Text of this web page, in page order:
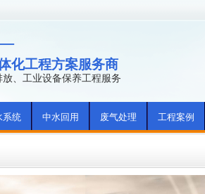
化工程方案服务商
、工业设备保养工程服务
系统 中水回用 废气处理 工程案例